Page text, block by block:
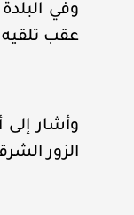
وفي
عقب
وأشار
الزور